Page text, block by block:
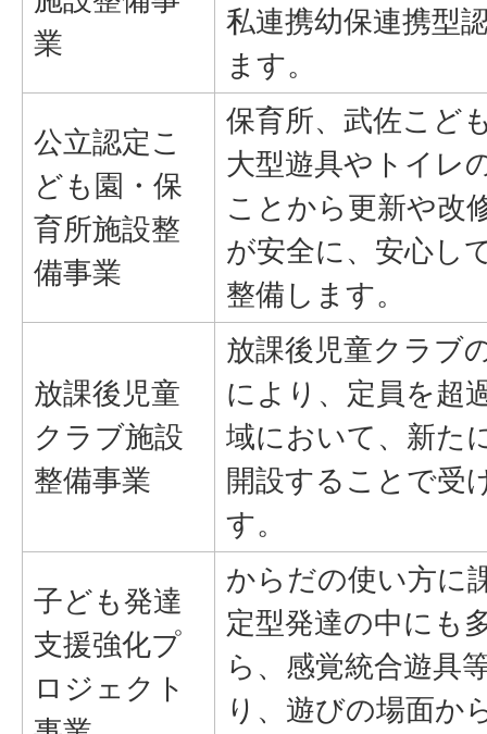
業
私連携幼保連携型
ます。
公立認定こ
ども園・保
育所施設整
備事業
保育所、武佐こど
大型遊具やトイレ
ことから更新や改
が安全に、安心し
整備します。
放課後児童
クラブ施設
整備事業
放課後児童クラブ
により、定員を超
域において、新た
開設することで受
す。
子ども発達
支援強化プ
ロジェクト
からだの使い方に
定型発達の中にも
ら、感覚統合遊具
り、遊びの場面か